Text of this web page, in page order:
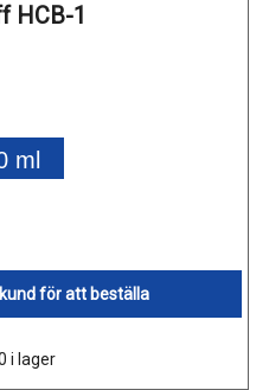
HCB-1
ml
för att beställa
i lager